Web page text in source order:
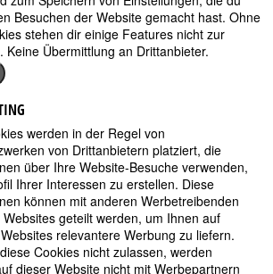
in Zürich das medizinische
ab; ihre Dissertation über
beendete sie 1895. In den
Jahren nach ihrem
konnte sie nur
fand sie in Dresden,
in der Schweiz.
Zürcher einem Ruf der
Armenienmission nach Urfa
Mesopotamien, wo ein
gesucht wurde. Sie
nur etwa ein halbes Jahr lang
dann bekam sie von der
Regierung Berufsverbot.
Besuchen der Website gemacht hast. Ohne
stehen dir einige Features nicht zur
Keine Übermittlung an Drittanbieter.
werden in der Regel von
von Drittanbietern platziert, die
über Ihre Website-Besuche verwenden,
Ihrer Interessen zu erstellen. Diese
können mit anderen Werbetreibenden
geteilt werden, um Ihnen auf
relevantere Werbung zu liefern.
Cookies nicht zulassen, werden
dieser Website nicht mit Werbepartnern